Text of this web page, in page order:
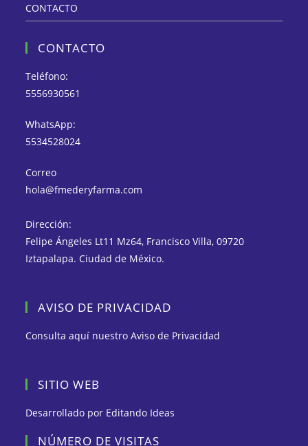
CONTACTO
CONTACTO
Teléfono:
5556930561
WhatsApp:
5534528024
Correo
hola@fmederyfarma.com
Dirección:
Felipe Ángeles Lt11 Mz64, Francisco Villa, 09720
Iztapalapa. Ciudad de México.
AVISO DE PRIVACIDAD
Consulta aquí nuestroAviso de Privacidad
SITIO WEB
Desarrollado por Editando Ideas
NÚMERO DE VISITAS